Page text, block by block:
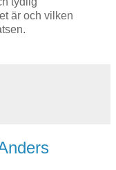
är och vilken